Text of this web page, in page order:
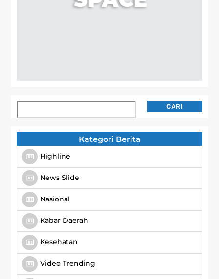
CARI
Kategori Berita
Highline
News Slide
Nasional
Kabar Daerah
Kesehatan
Video Trending